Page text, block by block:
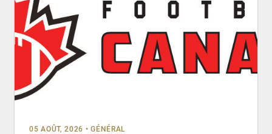
05 AOÛT, 2026 • GÉNÉRAL